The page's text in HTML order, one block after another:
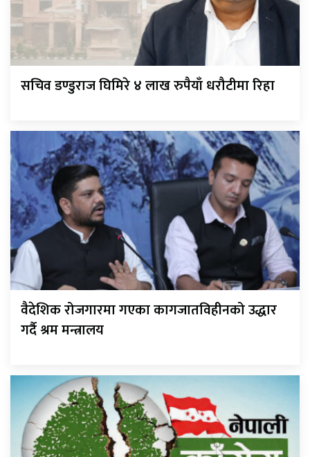
सचिव डण्डुराज घिमिरे ४ लाख रुपैयाँ धरौटीमा रिहा
वैदेशिक रोजगारमा गएका कागजातविहीनको उद्धार
गर्दै श्रम मन्त्रालय